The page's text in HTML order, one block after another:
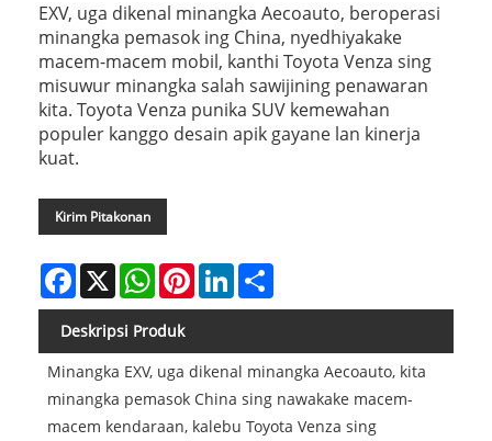
EXV, uga dikenal minangka Aecoauto, beroperasi
minangka pemasok ing China, nyedhiyakake
macem-macem mobil, kanthi Toyota Venza sing
misuwur minangka salah sawijining penawaran
kita. Toyota Venza punika SUV kemewahan
populer kanggo desain apik gayane lan kinerja
kuat.
Kirim Pitakonan
Facebook
X WhatsAppPinterestLinkedIn
Deskripsi Produk
Minangka EXV, uga dikenal minangka Aecoauto, kita
minangka pemasok China sing nawakake macem-
macem kendaraan, kalebu Toyota Venza sing